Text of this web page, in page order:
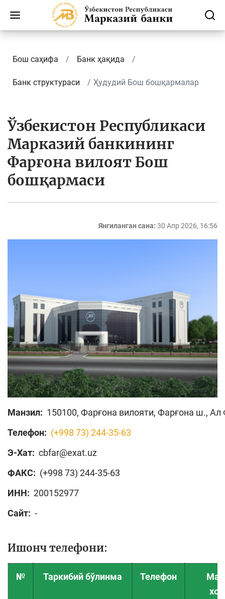
Бош саҳифа Банк ҳақида
Банк структураси Ҳудудий Бош бошқармалар
Ўзбекистон Республикаси
Марказий банкининг
Фарғона вилоят Бош
бошқармаси
Янгиланган сана: 30 Апр 2026, 16:56
Манзил: 150100, Фарғона вилояти, Фарғона ш., Ал
Телефон: (+998 73) 244-35-63
Э-Хат: cbfar@exat.uz
ФАКС: (+998 73) 244-35-63
ИНН: 200152977
Сайт: -
Ишонч телефони:
№ Таркибий бўлинма Телефон